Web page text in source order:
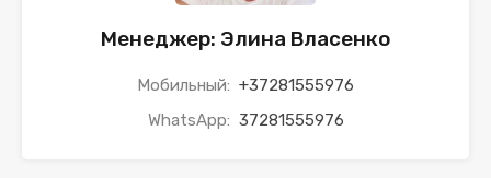
Менеджер: Элина Власенко
Мобильный: +37281555976
WhatsApp: 37281555976